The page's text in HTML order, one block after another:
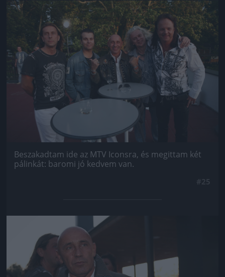
Jön még kép!
Beszakadtam ide az MTV Iconsra, és megittam két
pálinkát: baromi jó kedvem van.
Jön még kép!